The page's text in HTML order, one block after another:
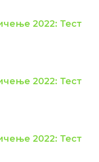
2026:
разред
са општинског